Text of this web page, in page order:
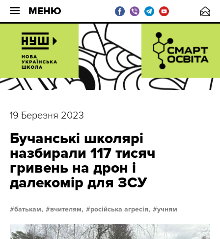
МЕНЮ
19 Березня 2023
Бучанські школярі
назбирали 117 тисяч
гривень на дрон і
далекомір для ЗСУ
батькам, вчителям, російська агресія, учням